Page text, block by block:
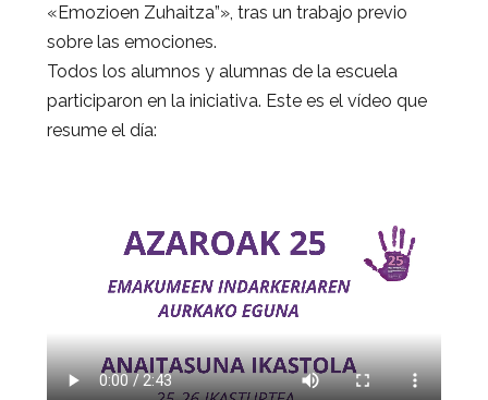
«Emozioen Zuhaitza”», tras un trabajo previo
sobre las emociones.
Todos los alumnos y alumnas de la escuela
participaron en la iniciativa. Este es el vídeo que
resume el día: